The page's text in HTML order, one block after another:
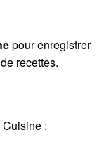
pour enregistrer
recettes.
: